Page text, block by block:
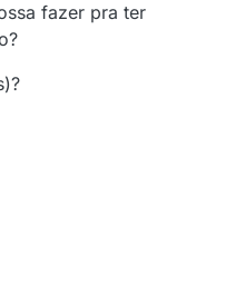
fazer pra ter